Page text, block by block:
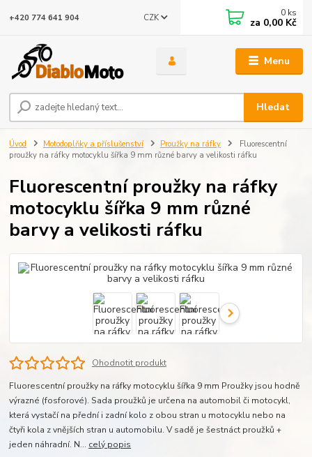
Menu
CZK
Hledat
+420 774 641 904 0 ks
za 0,00 Kč
Úvod Motodoplňky a příslušenství Proužky na ráfky
Fluorescentní
proužky na ráfky motocyklu šířka 9 mm různé barvy a velikosti ráfku
Fluorescentní proužky na ráfky
motocyklu šířka 9 mm různé
barvy a velikosti ráfku
Ohodnotit produkt
Fluorescentní proužky na ráfky motocyklu šířka 9 mm Proužky jsou hodně
výrazné (fosforové). Sada proužků je určena na automobil či motocykl,
která vystačí na přední i zadní kolo z obou stran u motocyklu nebo na
čtyři kola z vnějších stran u automobilu. V sadě je šestnáct proužků +
jeden náhradní. N... celý popis